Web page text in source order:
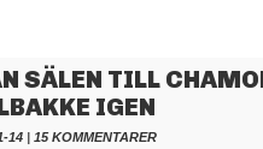
SÄLEN TILL
IGEN
14 | 15 KOMMENTARER